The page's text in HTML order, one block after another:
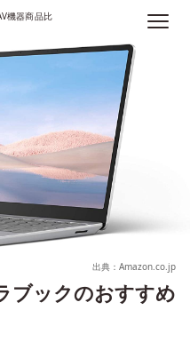
機器商品比
出典：Amazon.co.jp
ブックのおすすめ